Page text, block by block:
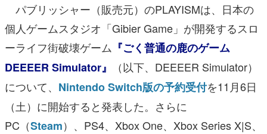
その他
電ファミニコゲーマーとは？
運営：株式会社マレ
パブリッシャー（販売元）のPLAYISMは、日本の
個人ゲームスタジオ「Gibier Game」が開発するスロ
ーライフ街破壊ゲーム 『ごく普通の鹿のゲーム
DEEEER Simulator』
（以下、DEEEER Simulator）
について、 Nintendo Switch版の予約受付を11月6日
（土）に開始すると発表した。さらに
PC（Steam）、PS4、Xbox One、Xbox Series X|S、